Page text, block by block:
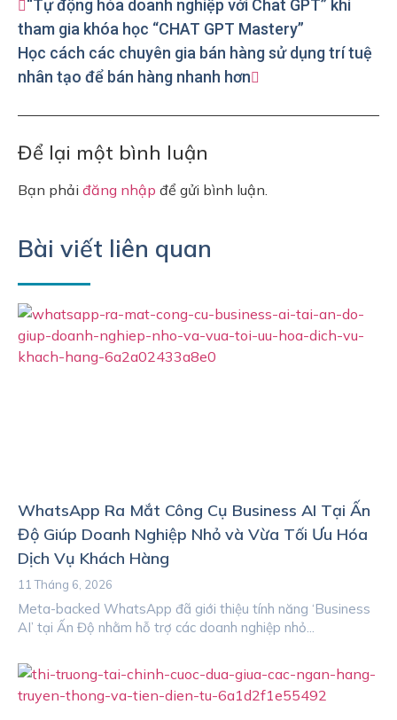
“Tự động hóa doanh nghiệp với Chat GPT” khi
tham gia khóa học “CHAT GPT Mastery”
Học cách các chuyên gia bán hàng sử dụng trí tuệ
nhân tạo để bán hàng nhanh hơn
Để lại một bình luận
Bạn phải đăng nhập để gửi bình luận.
Bài viết liên quan
WhatsApp Ra Mắt Công Cụ Business AI Tại Ấn
Độ Giúp Doanh Nghiệp Nhỏ và Vừa Tối Ưu Hóa
Dịch Vụ Khách Hàng
11 Tháng 6, 2026
Meta-backed WhatsApp đã giới thiệu tính năng ‘Business
AI’ tại Ấn Độ nhằm hỗ trợ các doanh nghiệp nhỏ...